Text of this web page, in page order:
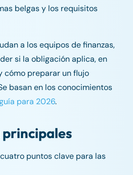
belgas y los requisitos
a los equipos de finanzas,
si la obligación aplica, en
cómo preparar un flujo
basan en los conocimientos
para 2026.
puntos clave para las